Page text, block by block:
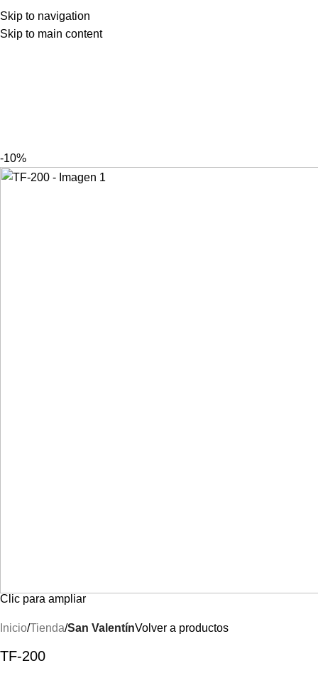
Skip to navigation
Skip to main content
-10%
Clic para ampliar
Inicio Tienda San ValentínVolver a productos
TF-200